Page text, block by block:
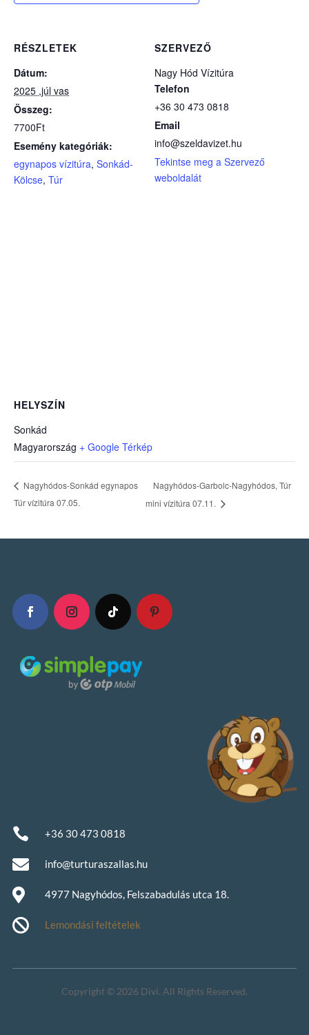
RÉSZLETEK
Dátum:
2025 ,júl vas
Összeg:
7700Ft
Esemény kategóriák:
egynapos vízitúra, Sonkád-
Kölcse, Túr
SZERVEZŐ
Nagy Hód Vízitúra
Telefon
+36 30 473 0818
Email
info@szeldavizet.hu
Tekintse meg a Szervező
weboldalát
HELYSZÍN
Sonkád
Magyarország + Google Térkép
Nagyhódos-Sonkád egynapos
Túr vízitúra 07.05.
Nagyhódos-Garbolc-Nagyhódos, Túr
mini vízitúra 07.11.
 +36 30 473 0818
 info@turturaszallas.hu
 4977 Nagyhódos, Felszabadulás utca 18.
 Lemondási feltételek
Copyright © 2026 Divi. All Rights Reserved.